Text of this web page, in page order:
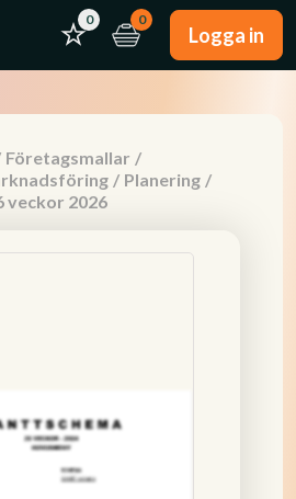
0 0
Logga in
Företagsmallar /
/ Planering /
veckor 2026